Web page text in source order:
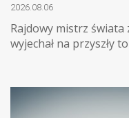
2026.08.06
Rajdowy mistrz
wyjechał na przyszły